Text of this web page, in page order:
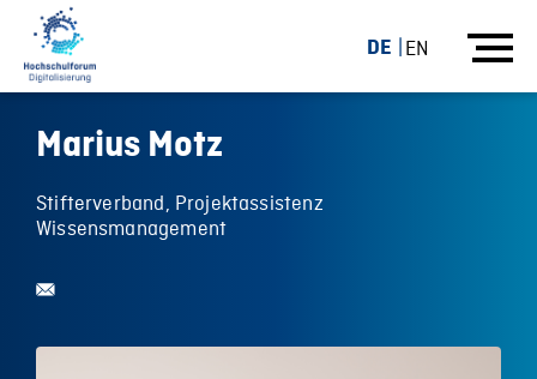
DE EN
Marius Motz
Stifterverband, Projektassistenz
Wissensmanagement